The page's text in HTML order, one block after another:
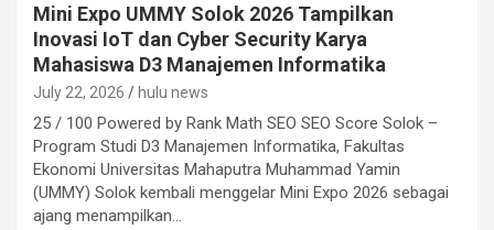
Mini Expo UMMY Solok 2026 Tampilkan
Inovasi IoT dan Cyber Security Karya
Mahasiswa D3 Manajemen Informatika
July 22, 2026 hulu news
25 / 100 Powered by Rank Math SEO SEO Score Solok –
Program Studi D3 Manajemen Informatika, Fakultas
Ekonomi Universitas Mahaputra Muhammad Yamin
(UMMY) Solok kembali menggelar Mini Expo 2026 sebagai
ajang menampilkan…